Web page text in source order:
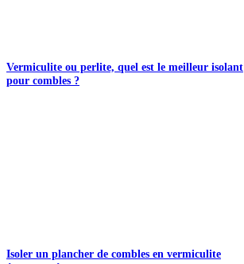
Vermiculite ou perlite, quel est le meilleur isolant
pour combles ?
Isoler un plancher de combles en vermiculite